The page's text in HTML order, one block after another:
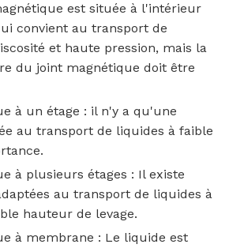
est située à l'intérieur
convient au transport de
et haute pression, mais la
du joint magnétique doit être
à un étage‌ : il n'y a qu'une
au transport de liquides à faible
à plusieurs étages‌ : Il existe
au transport de liquides à
hauteur de levage.
à membrane‌ : Le liquide est